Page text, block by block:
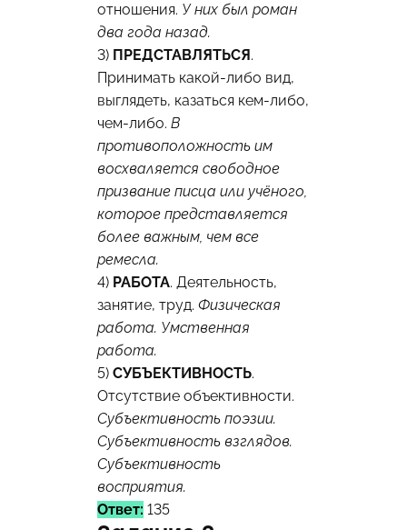
отношения. У них был роман
два года назад.
3) ПРЕДСТАВЛЯТЬСЯ .
Принимать какой-либо вид,
выглядеть, казаться кем-либо,
чем-либо.В
противоположность им
восхваляется свободное
призвание писца или учёного,
которое представляется
более важным, чем все
ремесла.
4) РАБОТА. Деятельность,
занятие, труд.Физическая
работа. Умственная
работа.
5)СУБЪЕКТИВНОСТЬ.
Отсутствие объективности.
Субъективность поэзии.
Субъективность взглядов.
Субъективность
восприятия.
Ответ: 135